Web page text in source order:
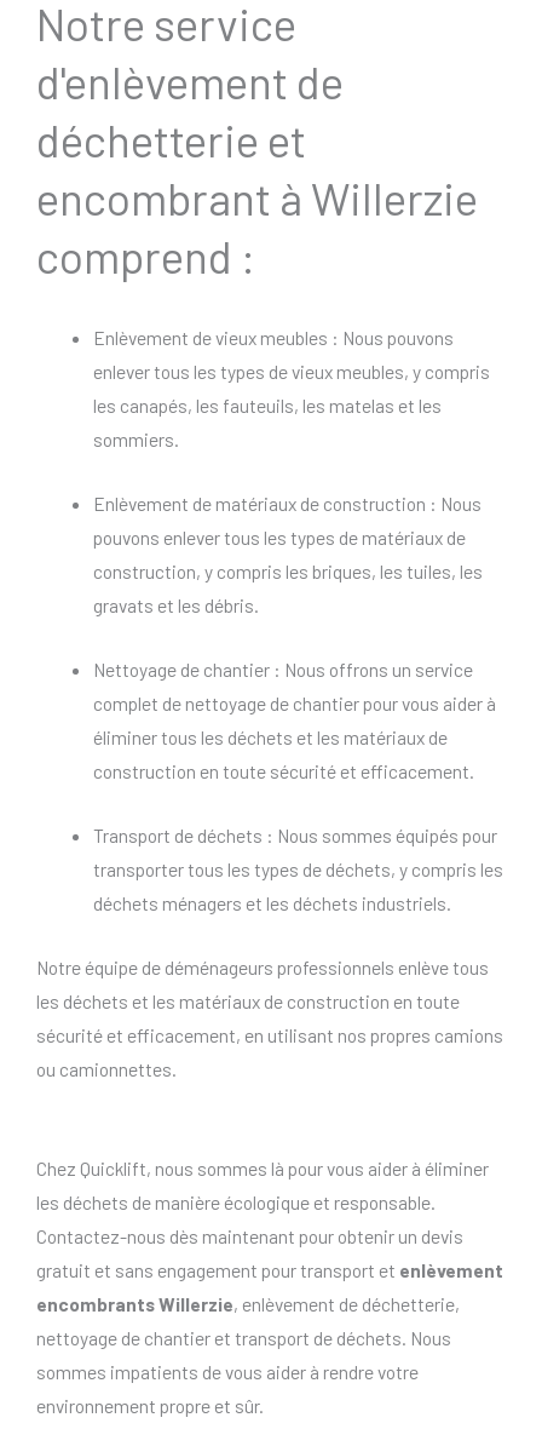
Notre service
d'enlèvement de
déchetterie et
encombrant à Willerzie
comprend :
Enlèvement de vieux meubles : Nous pouvons
enlever tous les types de vieux meubles, y compris
les canapés, les fauteuils, les matelas et les
sommiers.
Enlèvement de matériaux de construction : Nous
pouvons enlever tous les types de matériaux de
construction, y compris les briques, les tuiles, les
gravats et les débris.
Nettoyage de chantier : Nous offrons un service
complet de nettoyage de chantier pour vous aider à
éliminer tous les déchets et les matériaux de
construction en toute sécurité et efficacement.
Transport de déchets : Nous sommes équipés pour
transporter tous les types de déchets, y compris les
déchets ménagers et les déchets industriels.
Notre équipe de déménageurs professionnels enlève tous
les déchets et les matériaux de construction en toute
sécurité et efficacement, en utilisant nos propres camions
ou camionnettes.
Chez Quicklift, nous sommes là pour vous aider à éliminer
les déchets de manière écologique et responsable.
Contactez-nous dès maintenant pour obtenir un devis
gratuit et sans engagement pour transport et enlèvement
encombrants Willerzie, enlèvement de déchetterie,
nettoyage de chantier et transport de déchets. Nous
sommes impatients de vous aider à rendre votre
environnement propre et sûr.